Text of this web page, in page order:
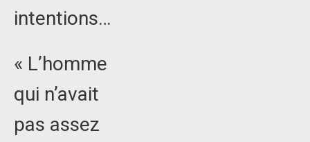
intentions…
« L’homme
qui n’avait
pas assez